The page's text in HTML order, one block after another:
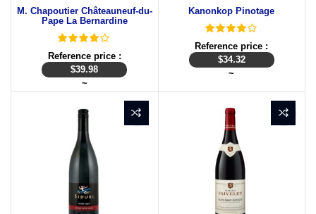
M. Chapoutier Châteauneuf-du-
Pape La Bernardine
Reference price :
$39.98
~
Kanonkop Pinotage
Reference price :
$34.32
~